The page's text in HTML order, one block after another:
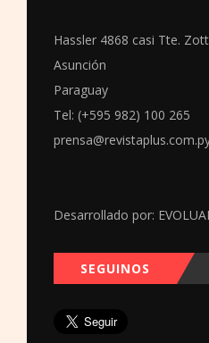
Hassler 4868 casi Tte.
Asunción
Paraguay
Tel: (+595 982) 100 265
Desarrollado por:
SEGUINOS